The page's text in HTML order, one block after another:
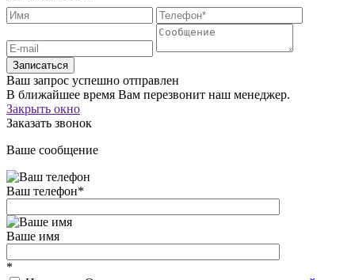
Записаться
Ваш запрос успешно отправлен
В ближайшее время Вам перезвонит наш менеджер.
Закрыть окно
Заказать звонок
Ваше сообщение
Ваш телефон*
Ваше имя
*